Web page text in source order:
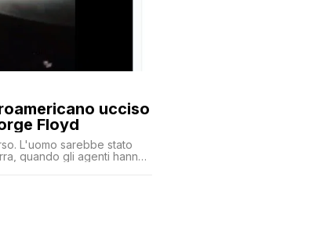
ucciso
Floyd
quando gli agenti hanno